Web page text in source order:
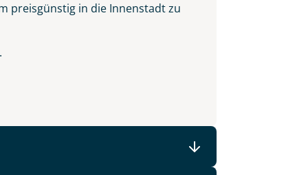
preisgünstig in die Innenstadt zu